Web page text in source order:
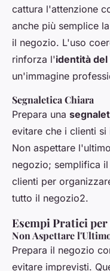
cattura l'attenzione
anche più semplice
il negozio. L'uso
rinforza l'identità
un'immagine
Segnaletica Chiara
Prepara una
evitare che i clienti si
Non aspettare
negozio; semplifica
clienti per
tutto il negozio2.
Esempi Pratici
Non Aspettare
Prepara il negozio
evitare imprevisti.